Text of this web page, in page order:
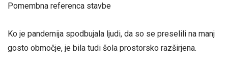
Pomembna referenca stavbe
Ko je pandemija spodbujala ljudi, da so se preselili na manj
gosto območje, je bila tudi šola prostorsko razširjena.